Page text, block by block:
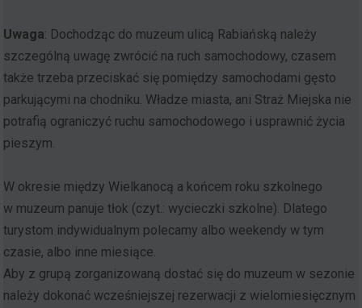
Uwaga: Dochodząc do muzeum ulicą Rabiańską należy
szczególną uwagę zwrócić na ruch samochodowy, czasem
także trzeba przeciskać się pomiędzy samochodami gęsto
parkującymi na chodniku. Władze miasta, ani Straż Miejska nie
potrafią ograniczyć ruchu samochodowego i usprawnić życia
pieszym.
W okresie między Wielkanocą a końcem roku szkolnego
w muzeum panuje tłok (czyt.: wycieczki szkolne). Dlatego
turystom indywidualnym polecamy albo weekendy w tym
czasie, albo inne miesiące.
Aby z grupą zorganizowaną dostać się do muzeum w sezonie
należy dokonać wcześniejszej rezerwacji z wielomiesięcznym